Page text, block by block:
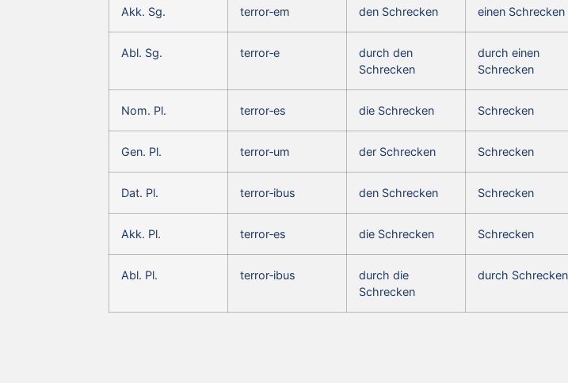
Akk. Sg. terror‑em den Schrecken einen Schrecken
Abl. Sg. terror‑e
durch den
Schrecken
durch einen
Schrecken
Nom. Pl. terror‑es die Schrecken Schrecken
Gen. Pl. terror‑um der Schrecken Schrecken
Dat. Pl. terror‑ibus den Schrecken Schrecken
Akk. Pl. terror‑es die Schrecken Schrecken
Abl. Pl. terror‑ibus
durch die
Schrecken
durch Schrecken